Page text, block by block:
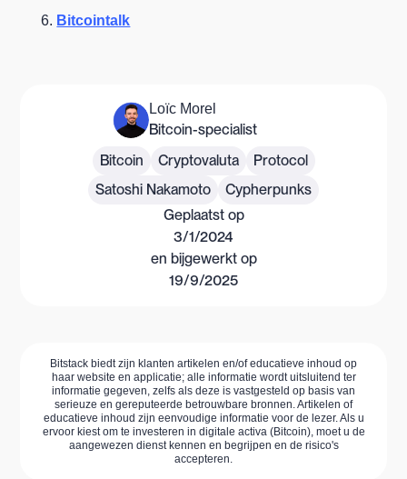
Bitcointalk
Loïc Morel
Bitcoin-specialist
Bitcoin
Cryptovaluta
Protocol
Satoshi Nakamoto
Cypherpunks
Geplaatst op
3/1/2024
en bijgewerkt op
19/9/2025
Bitstack biedt zijn klanten artikelen en/of educatieve inhoud op
haar website en applicatie; alle informatie wordt uitsluitend ter
informatie gegeven, zelfs als deze is vastgesteld op basis van
serieuze en gereputeerde betrouwbare bronnen. Artikelen of
educatieve inhoud zijn eenvoudige informatie voor de lezer. Als u
ervoor kiest om te investeren in digitale activa (Bitcoin), moet u de
aangewezen dienst kennen en begrijpen en de risico's
accepteren.